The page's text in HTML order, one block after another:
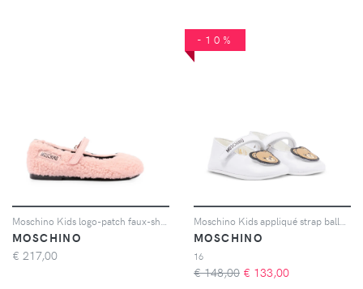
MOSCHINO
€ 217,00
-10%
MOSCHINO
16
€ 148,00 € 133,00